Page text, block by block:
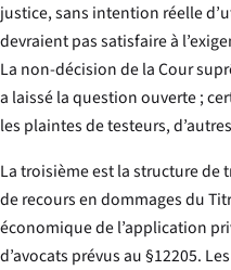
justice, sans intention réelle
devraient pas satisfaire à
La non-décision de la Cour
a laissé la question ouverte ;
les plaintes de testeurs,
La troisième est la structure de
de recours en dommages du
économique de l’application
d’avocats prévus au §12205.